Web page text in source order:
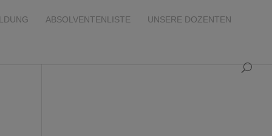
ABSOLVENTENLISTE UNSERE DOZENTEN